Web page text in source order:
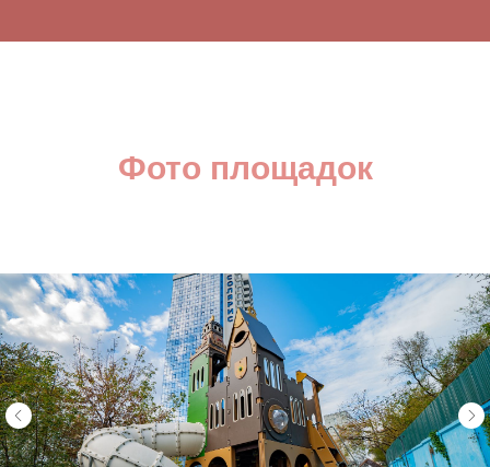
Фото площадок